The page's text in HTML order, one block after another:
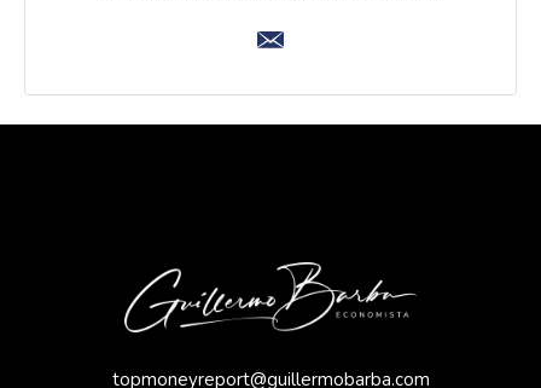
topmoneyreport@guillermobarba.com